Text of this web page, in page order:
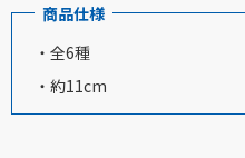
商品仕様
・全6種
・約11cm